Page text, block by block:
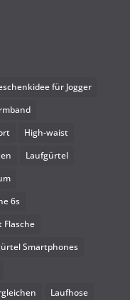
für Jogger
High-waist
Laufgürtel
6s
Flasche
Smartphones
Laufhose